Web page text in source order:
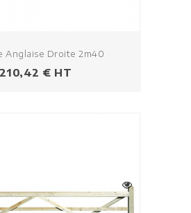
Anglaise Droite 2m40
Prezzo
210,42 € HT